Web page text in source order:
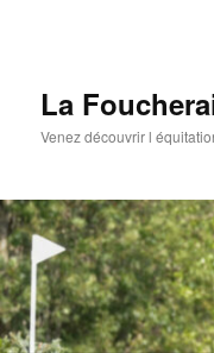
La
Venez découvrir l